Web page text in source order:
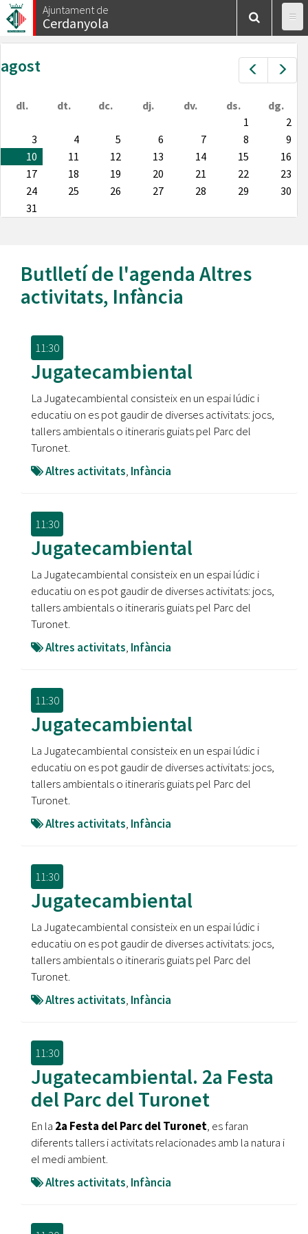
Vés
al
contingut
Ajuntament de
Cerdanyola
Prev
agost
dl. dt. dc. dj. dv. ds.
dg.
1
2
3
4 5 6 7 8
9
10
11 12 13 14 15
16
17
18 19 20 21 22
23
24
25 26 27 28 29
30
31
Butlletí de l'agenda Altres
activitats, Infància
11:30
Jugatecambiental
La Jugatecambiental consisteix en un espai lúdic i
educatiu on es pot gaudir de diverses activitats: jocs,
tallers ambientals o itineraris guiats pel Parc del
Turonet.
Altres activitats, Infància
11:30
Jugatecambiental
La Jugatecambiental consisteix en un espai lúdic i
educatiu on es pot gaudir de diverses activitats: jocs,
tallers ambientals o itineraris guiats pel Parc del
Turonet.
Altres activitats, Infància
11:30
Jugatecambiental
La Jugatecambiental consisteix en un espai lúdic i
educatiu on es pot gaudir de diverses activitats: jocs,
tallers ambientals o itineraris guiats pel Parc del
Turonet.
Altres activitats, Infància
11:30
Jugatecambiental
La Jugatecambiental consisteix en un espai lúdic i
educatiu on es pot gaudir de diverses activitats: jocs,
tallers ambientals o itineraris guiats pel Parc del
Turonet.
Altres activitats, Infància
11:30
Jugatecambiental. 2a Festa
del Parc del Turonet
En la 2a Festa del Parc del Turonet, es faran
diferents tallers i activitats relacionades amb la natura i
el medi ambient.
Altres activitats, Infància